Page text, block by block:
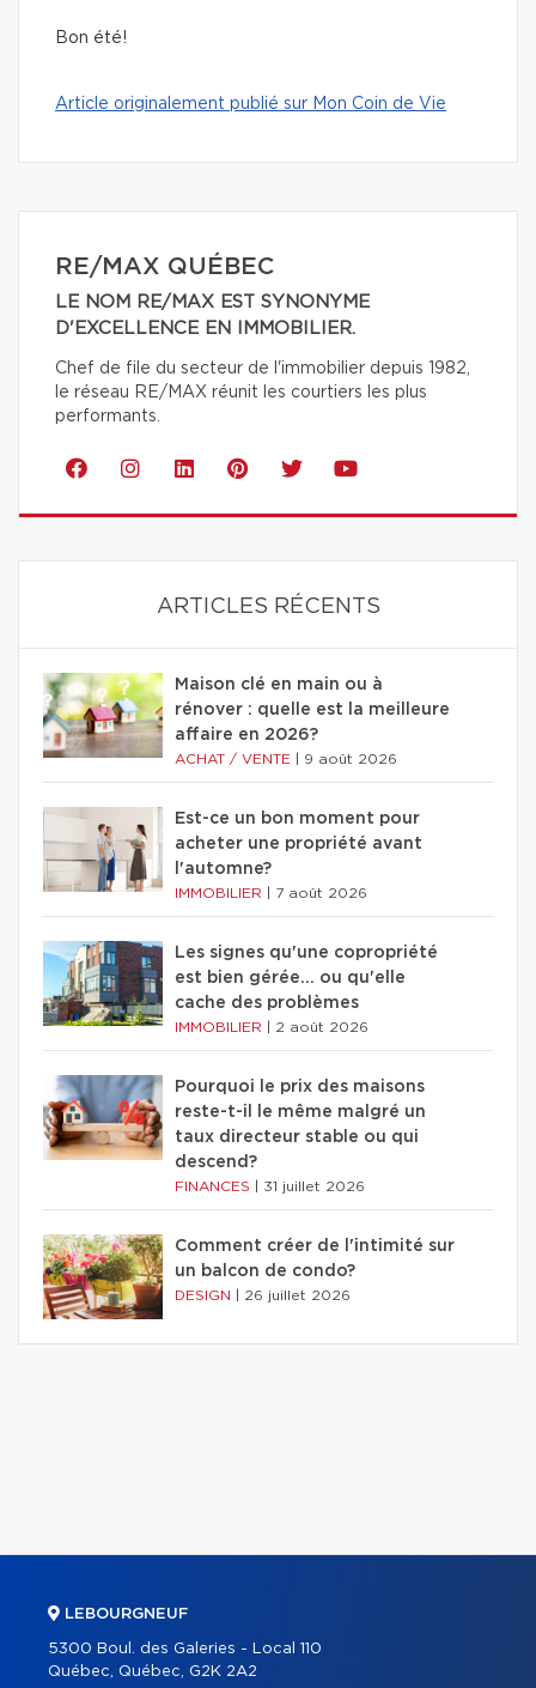
Bon été!
Article originalement publié sur Mon Coin de Vie
RE/MAX QUÉBEC
LE NOM RE/MAX EST SYNONYME
D'EXCELLENCE EN IMMOBILIER.
Chef de file du secteur de l'immobilier depuis 1982,
le réseau RE/MAX réunit les courtiers les plus
performants.
ARTICLES RÉCENTS
Maison clé en main ou à
rénover : quelle est la meilleure
affaire en 2026?
ACHAT / VENTE 9 août 2026
Est-ce un bon moment pour
acheter une propriété avant
l'automne?
IMMOBILIER 7 août 2026
Les signes qu'une copropriété
est bien gérée… ou qu'elle
cache des problèmes
IMMOBILIER 2 août 2026
Pourquoi le prix des maisons
reste-t-il le même malgré un
taux directeur stable ou qui
descend?
FINANCES 31 juillet 2026
Comment créer de l'intimité sur
un balcon de condo?
DESIGN 26 juillet 2026
LEBOURGNEUF
5300 Boul. des Galeries - Local 110
Québec, Québec, G2K 2A2